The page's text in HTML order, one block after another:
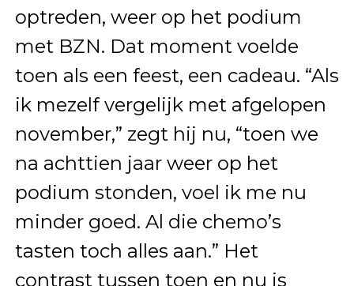
optreden, weer op het podium
met BZN. Dat moment voelde
toen als een feest, een cadeau. “Als
ik mezelf vergelijk met afgelopen
november,” zegt hij nu, “toen we
na achttien jaar weer op het
podium stonden, voel ik me nu
minder goed. Al die chemo’s
tasten toch alles aan.” Het
contrast tussen toen en nu is